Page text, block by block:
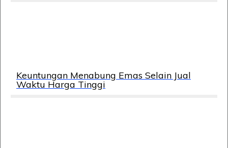
Keuntungan Menabung Emas Selain Jual
Waktu Harga Tinggi